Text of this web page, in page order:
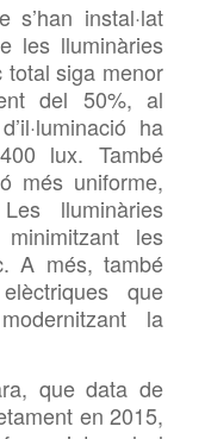
s’han instal·lat
les lluminàries
siga menor
del 50%, al
ha
lux. També
més uniforme,
lluminàries
les
A més, també
que
la
que data de
en 2015,